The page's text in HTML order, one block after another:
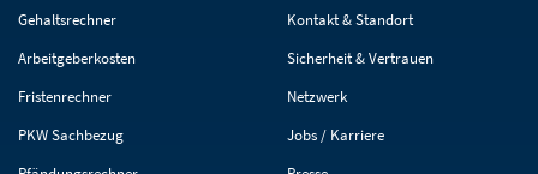
Navigation
Gehaltsrechner
Arbeitgeberkosten
Fristenrechner
PKW Sachbezug
Navigation
Kontakt & Standort
Sicherheit & Vertrauen
Netzwerk
Jobs / Karriere